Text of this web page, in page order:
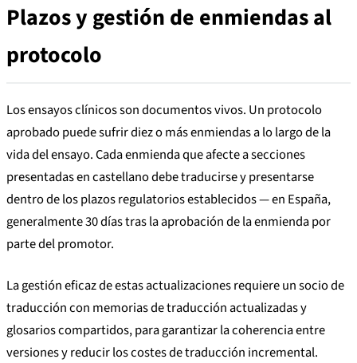
Plazos y gestión de enmiendas al
protocolo
Los ensayos clínicos son documentos vivos. Un protocolo
aprobado puede sufrir diez o más enmiendas a lo largo de la
vida del ensayo. Cada enmienda que afecte a secciones
presentadas en castellano debe traducirse y presentarse
dentro de los plazos regulatorios establecidos — en España,
generalmente 30 días tras la aprobación de la enmienda por
parte del promotor.
La gestión eficaz de estas actualizaciones requiere un socio de
traducción con memorias de traducción actualizadas y
glosarios compartidos, para garantizar la coherencia entre
versiones y reducir los costes de traducción incremental.